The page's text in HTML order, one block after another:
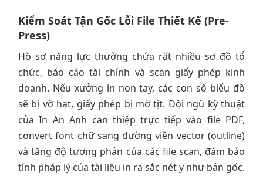
Kiểm Soát Tận Gốc Lỗi File Thiết Kế (Pre-
Press)
Hồ sơ năng lực thường chứa rất nhiều sơ đồ tổ
chức, báo cáo tài chính và scan giấy phép kinh
doanh. Nếu xưởng in non tay, các con số biểu đồ
sẽ bị vỡ hạt, giấy phép bị mờ tịt. Đội ngũ kỹ thuật
của In An Anh can thiệp trực tiếp vào file PDF,
convert font chữ sang đường viền vector (outline)
và tăng độ tương phản của các file scan, đảm bảo
tính pháp lý của tài liệu in ra sắc nét y như bản gốc.